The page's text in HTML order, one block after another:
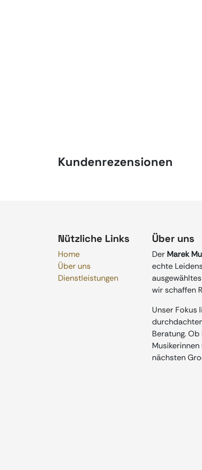
Kundenrezensionen
Nützliche Links
Home
Über uns
Dienstleistungen
Über uns
Der Marek
echte
wir schaffen
Unser Fokus
Beratung.
nächsten